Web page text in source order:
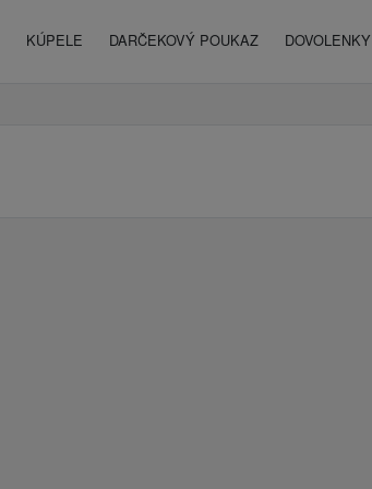
KÚPELE DARČEKOVÝ POUKAZ